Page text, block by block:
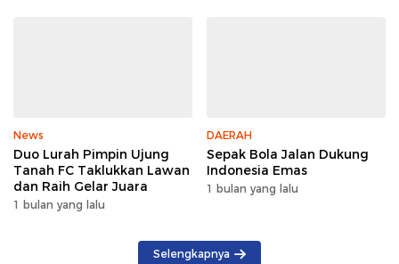
News
Duo Lurah Pimpin Ujung
Tanah FC Taklukkan Lawan
dan Raih Gelar Juara
1 bulan yang lalu
DAERAH
Sepak Bola Jalan Dukung
Indonesia Emas
1 bulan yang lalu
Selengkapnya